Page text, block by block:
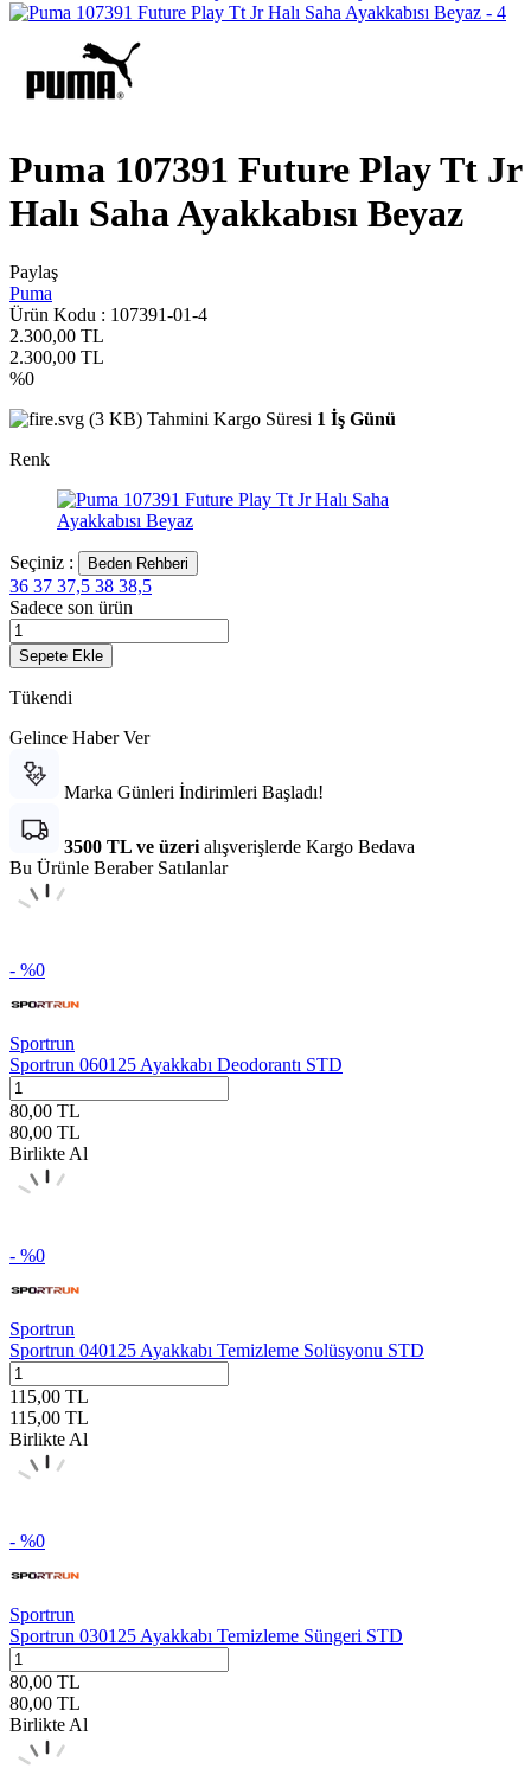
Puma 107391 Future Play Tt Jr
Halı Saha Ayakkabısı Beyaz
Paylaş
Puma
Ürün Kodu : 107391-01-4
2.300,00 TL
2.300,00 TL
%0
Tahmini Kargo Süresi 1 İş Günü
Renk
Seçiniz : Beden Rehberi
36 37 37,5 38 38,5
Sadece son ürün
Sepete Ekle
Tükendi
Gelince Haber Ver
Marka Günleri İndirimleri Başladı!
3500 TL ve üzeri alışverişlerde Kargo Bedava
Bu Ürünle Beraber Satılanlar
- %0
Sportrun
Sportrun 060125 Ayakkabı Deodorantı STD
80,00 TL
80,00 TL
Birlikte Al
- %0
Sportrun
Sportrun 040125 Ayakkabı Temizleme Solüsyonu STD
115,00 TL
115,00 TL
Birlikte Al
- %0
Sportrun
Sportrun 030125 Ayakkabı Temizleme Süngeri STD
80,00 TL
80,00 TL
Birlikte Al